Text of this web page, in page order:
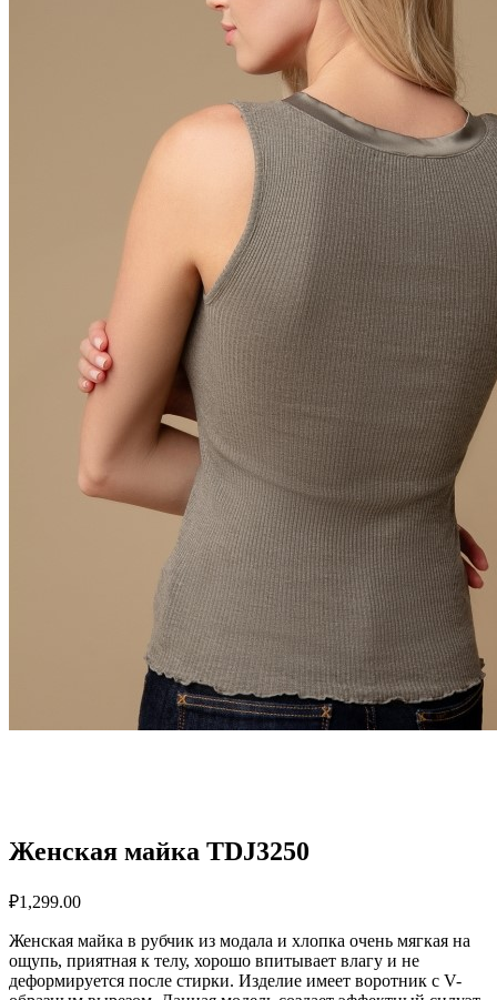
Женская майка TDJ3250
₽1,299.00
Женская майка в рубчик из модала и хлопка очень мягкая на
ощупь, приятная к телу, хорошо впитывает влагу и не
деформируется после стирки. Изделие имеет воротник с V-